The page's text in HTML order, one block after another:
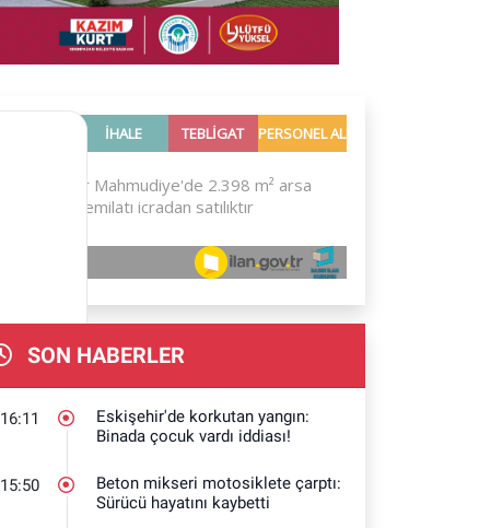
SON HABERLER
16:11
Eskişehir'de korkutan yangın:
Binada çocuk vardı iddiası!
15:50
Beton mikseri motosiklete çarptı:
Sürücü hayatını kaybetti